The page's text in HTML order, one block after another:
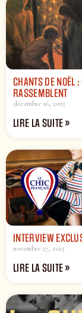
CHANTS DE NOËL :
RASSEMBLENT
décembre 16, 2025
LIRE LA SUITE »
INTERVIEW
novembre 27, 2025
LIRE LA SUITE »